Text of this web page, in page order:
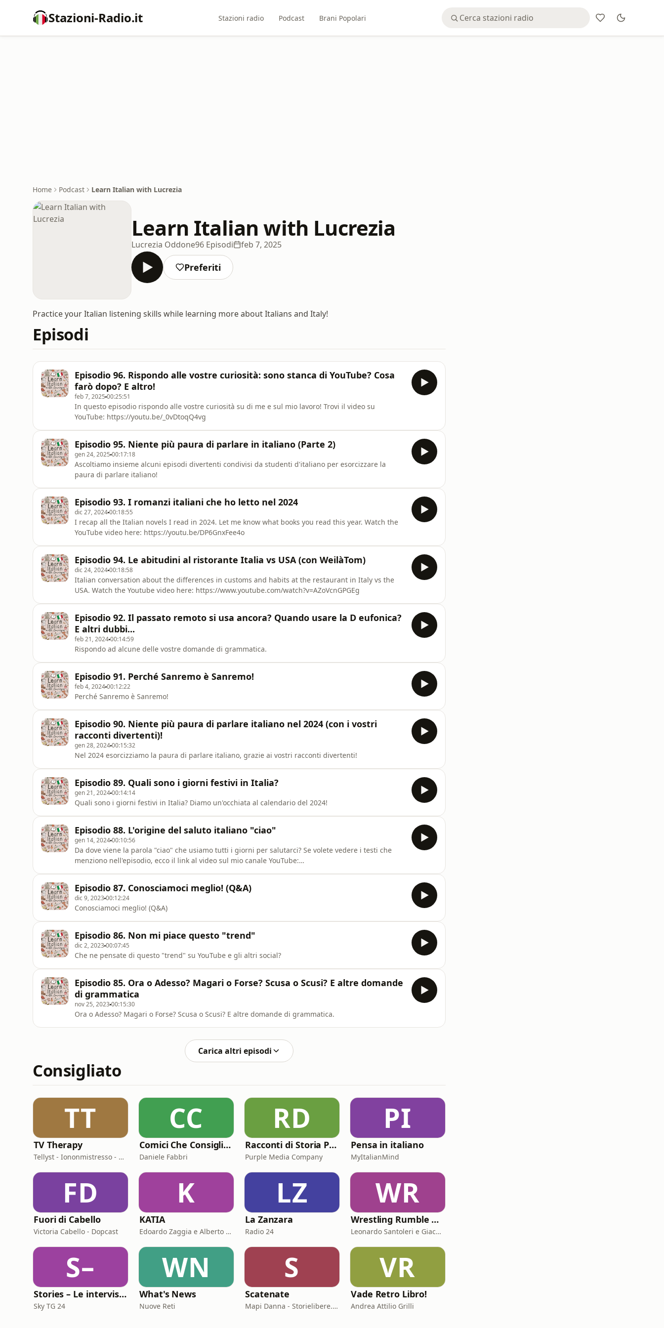
Stazioni-Radio.it Stazioni radio Podcast Brani Popolari
Home Podcast Learn Italian with Lucrezia
Learn Italian with Lucrezia
Lucrezia Oddone96 Episodi feb 7, 2025
Preferiti
Practice your Italian listening skills while learning more about Italians and Italy!
Episodi
Episodio 96. Rispondo alle vostre curiosità: sono stanca di YouTube? Cosa
farò dopo? E altro!
feb 7, 2025 00:25:51
In questo episodio rispondo alle vostre curiosità su di me e sul mio lavoro! Trovi il video su
YouTube: https://youtu.be/_0vDtoqQ4vg
Episodio 95. Niente più paura di parlare in italiano (Parte 2)
gen 24, 2025 00:17:18
Ascoltiamo insieme alcuni episodi divertenti condivisi da studenti d'italiano per esorcizzare la
paura di parlare italiano!
Episodio 93. I romanzi italiani che ho letto nel 2024
dic 27, 202400:18:55
I recap all the Italian novels I read in 2024. Let me know what books you read this year. Watch the
YouTube video here: https://youtu.be/DP6GnxFee4o
Episodio 94. Le abitudini al ristorante Italia vs USA (con WeilàTom)
dic 24, 202400:18:58
Italian conversation about the differences in customs and habits at the restaurant in Italy vs the
USA. Watch the Youtube video here: https://www.youtube.com/watch?v=AZoVcnGPGEg
Episodio 92. Il passato remoto si usa ancora? Quando usare la D eufonica?
E altri dubbi...
feb 21, 202400:14:59
Rispondo ad alcune delle vostre domande di grammatica.
Episodio 91. Perché Sanremo è Sanremo!
feb 4, 202400:12:22
Perché Sanremo è Sanremo!
Episodio 90. Niente più paura di parlare italiano nel 2024 (con i vostri
racconti divertenti)!
gen 28, 202400:15:32
Nel 2024 esorcizziamo la paura di parlare italiano, grazie ai vostri racconti divertenti!
Episodio 89. Quali sono i giorni festivi in Italia?
gen 21, 202400:14:14
Quali sono i giorni festivi in Italia? Diamo un'occhiata al calendario del 2024!
Episodio 88. L'origine del saluto italiano "ciao"
gen 14, 202400:10:56
Da dove viene la parola "ciao" che usiamo tutti i giorni per salutarci? Se volete vedere i testi che
menziono nell'episodio, ecco il link al video sul mio canale YouTube:
Episodio 87. Conosciamoci meglio! (Q&A)
dic 9, 202300:12:24
Conosciamoci meglio! (Q&A)
Episodio 86. Non mi piace questo "trend"
dic 2, 202300:07:45
Che ne pensate di questo "trend" su YouTube e gli altri social?
Episodio 85. Ora o Adesso? Magari o Forse? Scusa o Scusi? E altre domande
di grammatica
nov 25, 202300:15:30
Ora o Adesso? Magari o Forse? Scusa o Scusi? E altre domande di grammatica.
Carica altri episodi
Consigliato
TT
TV Therapy
Tellyst - Iononmistresso - Vois
CC
Comici Che Consigliano Cose
Daniele Fabbri
RD
Racconti di Storia Podcast
Purple Media Company
PI
Pensa in italiano
MyItalianMind
FD
Fuori di Cabello
Victoria Cabello - Dopcast
K
KATIA
Edoardo Zaggia e Alberto Sacco
LZ
La Zanzara
Radio 24
WR
Wrestling Rumble Room Podcast
Leonardo Santoleri e Giacomo Toniaccini
S–
Stories – Le interviste di Omar Schillaci
Sky TG 24
WN
What's News
Nuove Reti
S
Scatenate
Mapi Danna - Storielibere.fm
VR
Vade Retro Libro!
Andrea Attilio Grilli